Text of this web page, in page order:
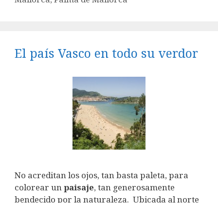
El país Vasco en todo su verdor
No acreditan los ojos, tan basta paleta, para
colorear unpaisaje, tan generosamente
bendecido por la naturaleza. Ubicada al norte